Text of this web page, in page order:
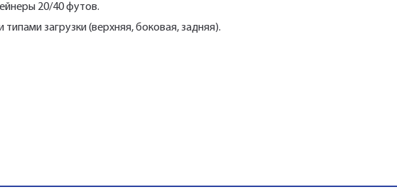
20/40 футов.
загрузки (верхняя, боковая, задняя).